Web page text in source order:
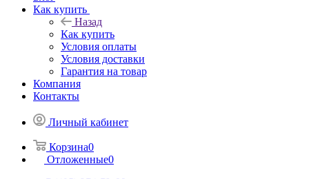
Как купить
Назад
Как купить
Условия оплаты
Условия доставки
Гарантия на товар
Компания
Контакты
Личный кабинет
Корзина0
Отложенные0